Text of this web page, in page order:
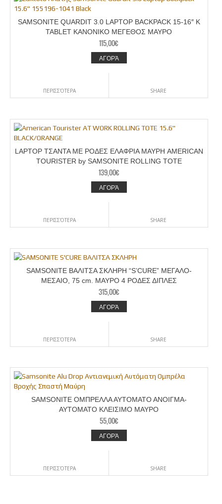
SAMSONITE QUARDIT 3.0 LAPTOP BACKPACK 15-16″ K
TABLET ΚΑΝΟΝΙΚΟ ΜΕΓΕΘΟΣ ΜΑΥΡO
115,00€
ΑΓΟΡΆ
ΠΕΡΙΣΣΌΤΕΡΑ SHARE
LAPTOP ΤΣΑΝΤΑ ΜΕ ΡΟΔΕΣ ΕΛΑΦΡΙΑ ΜΑΥΡΗ AMERICAN
TOURISTER by SAMSONITE ROLLING TOTE
139,00€
ΑΓΟΡΆ
ΠΕΡΙΣΣΌΤΕΡΑ SHARE
SAMSONITE ΒΑΛΙΤΣΑ ΣΚΛΗΡΗ “S’CURE” ΜΕΓΑΛΟ-
ΜΕΣΑΙΟ, 75 cm. ΜΑΥΡΟ 4 ΡΟΔΕΣ ΔΙΠΛΕΣ
315,00€
ΑΓΟΡΆ
ΠΕΡΙΣΣΌΤΕΡΑ SHARE
SAMSONITE OMΠΡΕΛΛΑ ΑΥΤΟΜΑΤΟ ΑΝΟΙΓΜΑ-
ΑΥΤΟΜΑΤΟ ΚΛΕΙΣΙΜΟ ΜΑΥΡΟ
55,00€
ΑΓΟΡΆ
ΠΕΡΙΣΣΌΤΕΡΑ SHARE